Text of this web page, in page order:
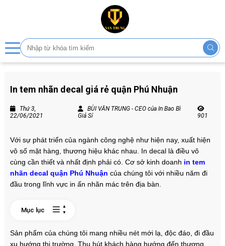
In tem nhãn decal giá rẻ quận Phú Nhuận
Thứ 3,
22/06/2021
BÙI VĂN TRUNG - CEO của In Bao Bì
Giá Sỉ
901
Với sự phát triển của ngành công nghệ như hiện nay, xuất hiện
vô số mặt hàng, thương hiệu khác nhau. In decal là điều vô
cùng cần thiết và nhất định phải có. Cơ sở kinh doanh in tem
nhãn decal quận Phú Nhuận của chúng tôi với nhiều năm đi
đầu trong lĩnh vực in ấn nhãn mác trên địa bàn.
Mục lục
Sản phẩm của chúng tôi mang nhiều nét mới lạ, độc đáo, đi đầu
xu hướng thị trường. Thu hút khách hàng hướng đến thương